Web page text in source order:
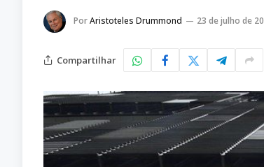
PorAristoteles Drummond 23 de julho de
Compartilhar